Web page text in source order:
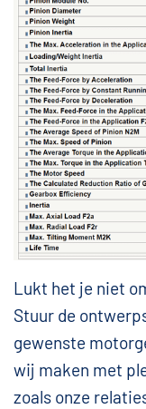
Lukt het je niet
Stuur de
gewenste
wij maken met
zoals onze